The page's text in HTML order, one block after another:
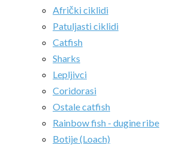
Afrički ciklidi
Patuljasti ciklidi
Catfish
Sharks
Lepljivci
Coridorasi
Ostale catfish
Rainbow fish - dugine ribe
Botije (Loach)